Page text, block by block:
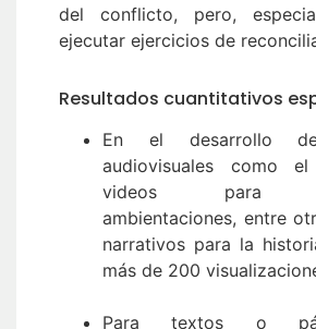
del conflicto, pero,
ejecutar ejercicios de
Resultados cuantitativos
En el desarrollo
audiovisuales como
videos para
ambientaciones, entre
narrativos para la
más de 200
Para textos o